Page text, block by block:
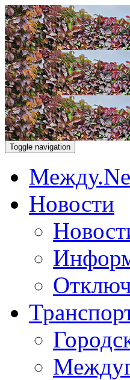
Toggle navigation
Новости